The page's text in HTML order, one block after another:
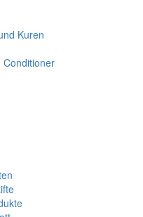
Kuren
Conditioner